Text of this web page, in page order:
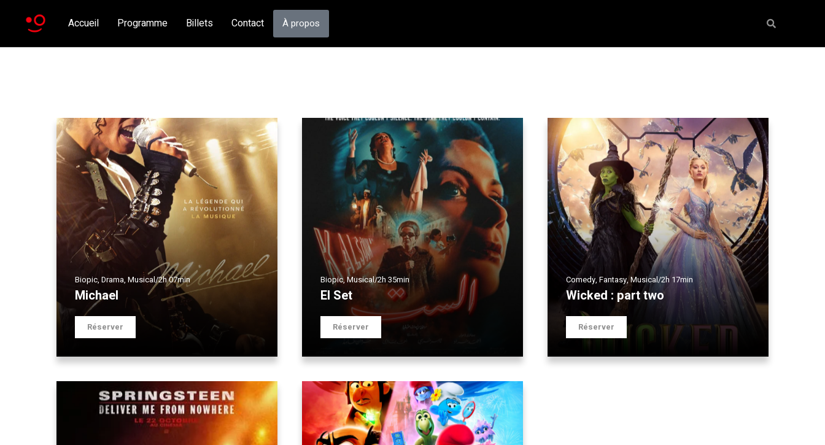
Accueil Programme Billets Contact À propos
Biopic, Drama, Musical/2h 07min
Michael
Réserver
Biopic,Musical/2h 35min
El Set
Réserver
Comedy, Fantasy,Musical/2h 17min
Wicked : part two
Réserver